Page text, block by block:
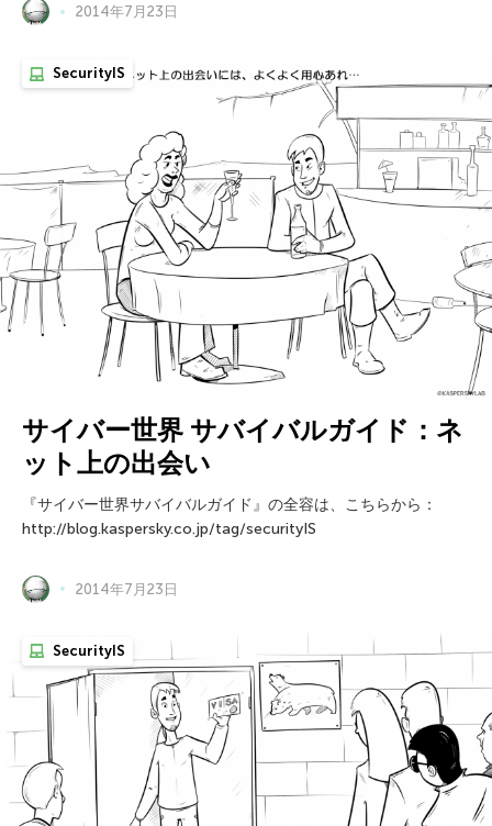
2014年7月23日
SecurityIS
サイバー世界 サバイバルガイド：ネ
ット上の出会い
『サイバー世界サバイバルガイド』の全容は、こちらから：
http://blog.kaspersky.co.jp/tag/securityIS
2014年7月23日
SecurityIS